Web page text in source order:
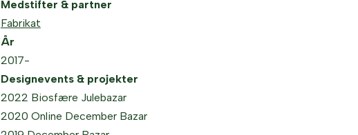
Medstifter & partner
Fabrikat
År
2017-
Designevents & projekter
2022 Biosfære Julebazar
2020 Online December Bazar